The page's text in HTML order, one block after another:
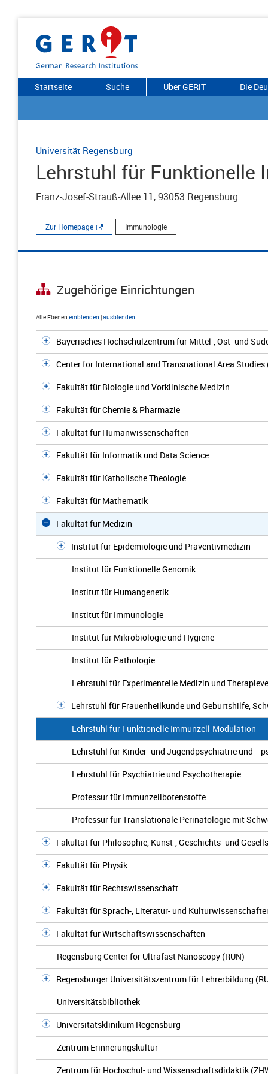
Startseite Suche Über GERiT Die
Universität Regensburg
Lehrstuhl für Funktionelle
Franz-Josef-Strauß-Allee 11, 93053 Regensburg
Zur Homepage Immunologie
Zugehörige Einrichtungen
Alle Ebenen einblenden |ausblenden
Bayerisches Hochschulzentrum für Mittel-, Ost- und
Center for International and Transnational Area Studies
Fakultät für Biologie und Vorklinische Medizin
Fakultät für Chemie & Pharmazie
Fakultät für Humanwissenschaften
Fakultät für Informatik und Data Science
Fakultät für Katholische Theologie
Fakultät für Mathematik
Fakultät für Medizin
Institut für Epidemiologie und Präventivmedizin
Institut für Funktionelle Genomik
Institut für Humangenetik
Institut für Immunologie
Institut für Mikrobiologie und Hygiene
Institut für Pathologie
Lehrstuhl für Experimentelle Medizin und
Lehrstuhl für Frauenheilkunde und Geburtshilfe,
Lehrstuhl für Funktionelle Immunzell-Modulation
Lehrstuhl für Kinder- und Jugendpsychiatrie und
Lehrstuhl für Psychiatrie und Psychotherapie
Professur für Immunzellbotenstoffe
Professur für Translationale Perinatologie mit
Fakultät für Philosophie, Kunst-, Geschichts- und
Fakultät für Physik
Fakultät für Rechtswissenschaft
Fakultät für Sprach-, Literatur- und
Fakultät für Wirtschaftswissenschaften
Regensburg Center for Ultrafast Nanoscopy (RUN)
Regensburger Universitätszentrum für Lehrerbildung
Universitätsbibliothek
Universitätsklinikum Regensburg
Zentrum Erinnerungskultur
Zentrum für Hochschul- und Wissenschaftsdidaktik